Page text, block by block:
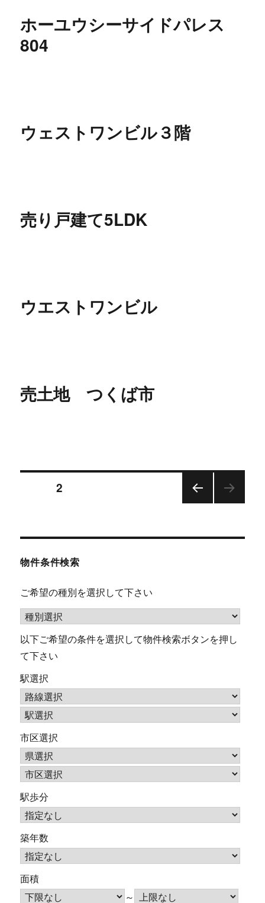
ホーユウシーサイドパレス
804
ウェストワンビル３階
売り戸建て5LDK
ウエストワンビル
売土地 つくば市
ナ
ビ
ゲ
ー
シ
ョ
ン
ページ2
物件条件検索
ご希望の種別を選択して下さい
以下ご希望の条件を選択して物件検索ボタンを押し
て下さい
駅選択
市区選択
駅歩分
築年数
面積
～